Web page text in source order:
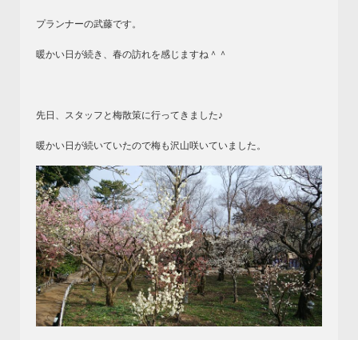
プランナーの武藤です。
暖かい日が続き、春の訪れを感じますね＾＾
先日、スタッフと梅散策に行ってきました♪
暖かい日が続いていたので梅も沢山咲いていました。